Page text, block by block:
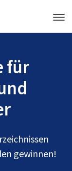
für
gewinnen!